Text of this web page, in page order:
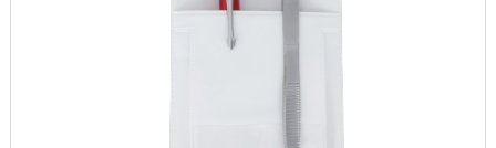
En lommebeskytter holder styr på lommetilbehøret. Undgå kuglepen på